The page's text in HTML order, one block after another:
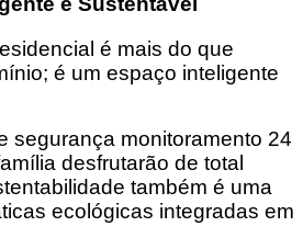
é mais do que
é um espaço inteligente
segurança monitoramento 24
desfrutarão de total
também é uma
ecológicas integradas em